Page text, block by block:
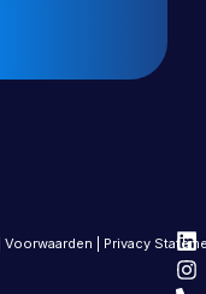
|Voorwaarden Privacy